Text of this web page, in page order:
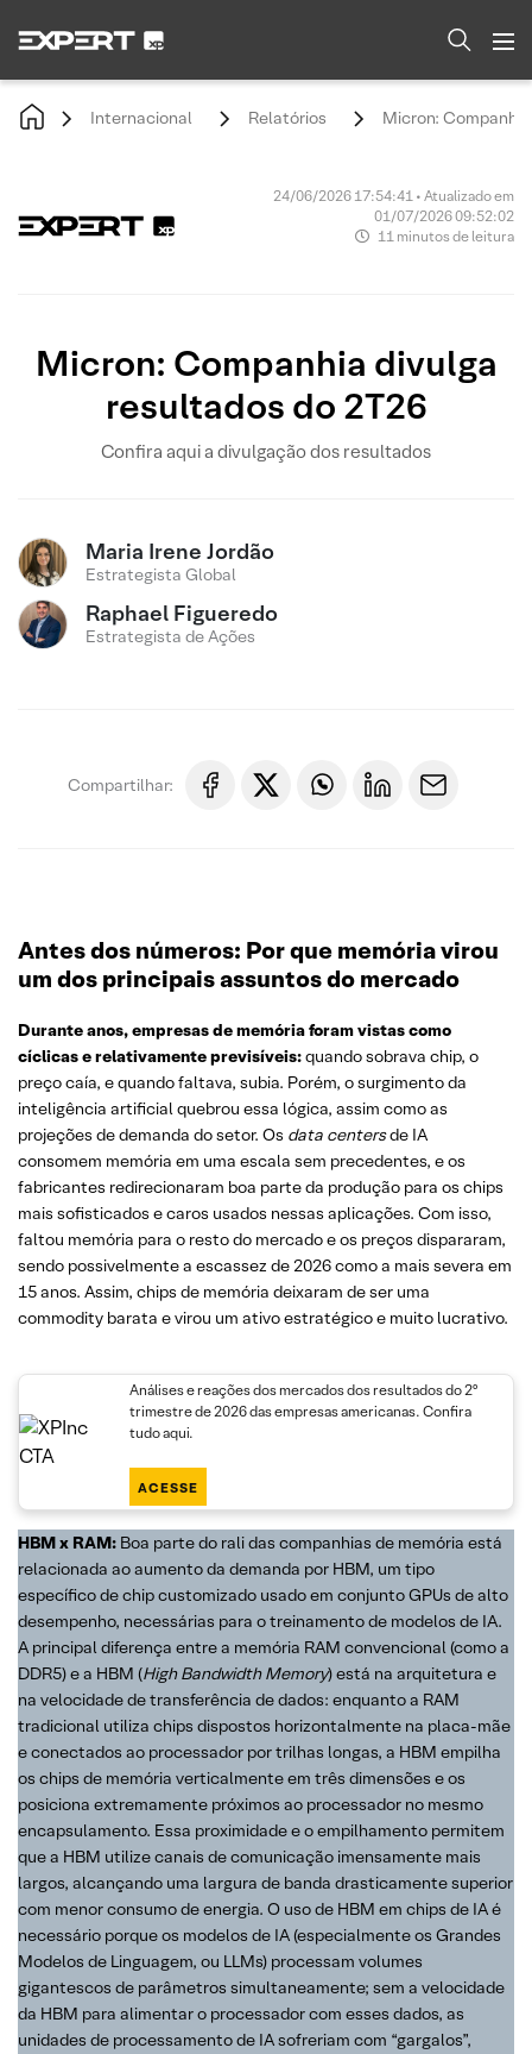
Internacional Relatórios Micron:
24/06/2026 17:54:41 • Atualizado em
01/07/2026 09:52:02
11 minutos de leitura
Micron: Companhia divulga
resultados do 2T26
Confira aqui a divulgação dos resultados
Maria Irene Jordão
Estrategista Global
Raphael Figueredo
Estrategista de Ações
Compartilhar:
Antes dos números: Por que memória virou
um dos principais assuntos do mercado
Durante anos, empresas de memória foram vistas como
cíclicas e relativamente previsíveis:quando sobrava chip, o
preço caía, e quando faltava, subia. Porém, o surgimento da
inteligência artificial quebrou essa lógica, assim como as
projeções de demanda do setor. Os data centersde IA
consomem memória em uma escala sem precedentes, e os
fabricantes redirecionaram boa parte da produção para os chips
mais sofisticados e caros usados nessas aplicações. Com isso,
faltou memória para o resto do mercado e os preços dispararam,
sendo possivelmente a escassez de 2026 como a mais severa em
15 anos. Assim, chips de memória deixaram de ser uma
commodity barata e virou um ativo estratégico e muito lucrativo.
Análises e reações dos mercados dos resultados do 2º
trimestre de 2026 das empresas americanas. Confira
tudo aqui.
ACESSE
HBM x RAM: Boa parte do rali das companhias de memória está
relacionada ao aumento da demanda por HBM, um tipo
específico de chip customizado usado em conjunto GPUs de alto
desempenho, necessárias para o treinamento de modelos de IA.
A principal diferença entre a memória RAM convencional (como a
DDR5) e a HBM (High Bandwidth Memory) está na arquitetura e
na velocidade de transferência de dados: enquanto a RAM
tradicional utiliza chips dispostos horizontalmente na placa-mãe
e conectados ao processador por trilhas longas, a HBM empilha
os chips de memória verticalmente em três dimensões e os
posiciona extremamente próximos ao processador no mesmo
encapsulamento. Essa proximidade e o empilhamento permitem
que a HBM utilize canais de comunicação imensamente mais
largos, alcançando uma largura de banda drasticamente superior
com menor consumo de energia. O uso de HBM em chips de IA é
necessário porque os modelos de IA (especialmente os Grandes
Modelos de Linguagem, ou LLMs) processam volumes
gigantescos de parâmetros simultaneamente; sem a velocidade
da HBM para alimentar o processador com esses dados, as
unidades de processamento de IA sofreriam com “gargalos”,